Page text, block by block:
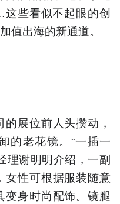
些看似不起眼的创
值出海的新通道。
展位前人头攒动，
的老花镜。“一插一
理谢明明介绍，一副
女性可根据服装随意
变身时尚配饰。镜腿